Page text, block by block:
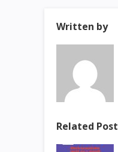
Written by
Related Post